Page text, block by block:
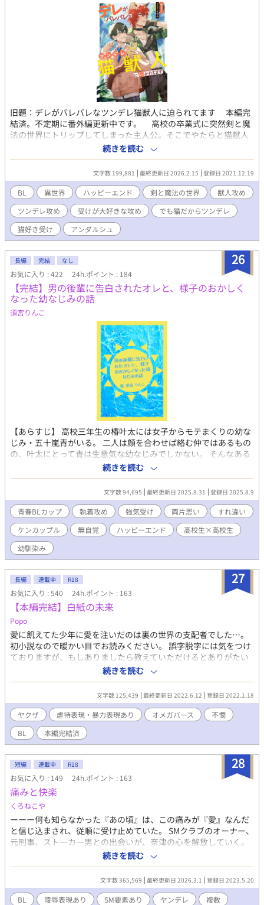
き、感謝感謝です！こんなに凄い順位をいただいて良いのでしょ
うか･:*+.\(( °ω° ))/.:+ 最近沈んでいたので、ものすごく嬉しいで
す！(*‘ω‘ *)ありがとーありがとー！
旧題：デレがバレバレなツンデレ猫獣人に迫られてます 本編完
結済。不定期に番外編更新中です。 高校の卒業式に突然剣と魔
法の世界にトリップしてしまった主人公。そこでやたらと猫獣人
の冒険者がうざ絡みしてくる。 「よおチンチクリン」「相変わら
ず弱そうだな」「お前まだ生きてたのか」「お前に冒険者は無理
だっての」と毎日毎日うんざりするほど悪口ばかり言ってくる猫
獣人。お前俺が猫好きじゃなかったらとっくの昔にキレてるから
な！ お前が猫獣人だからつい許しちゃうけど！ ある日冗談で
スマートフォンに入っていた猫語翻訳アプリを使ってみたらなに
やら様子がおかしい。 『かまって』『恋をしているの！』『愛す
る人、聞こえてる？』『私を見て』とおかしな翻訳をされるもん
だから猫獣人をどういう目で見たらいいのか分からなくなる。
ツンデレヘタレ猫獣人(冒険者としては優秀)✕異世界トリップし
てしまった猫好き主人公。 ツイッターで呟いた話をぼちぼち書
いています。 お気に入り登録や感想もらえるととても喜びま
す！匿名ご希望の方はTwitterの質問箱かマシュマロへどうぞ！
続きを読む
文字数 199,881 最終更新日 2026.2.15 登録日 2021.12.19
BL 異世界 ハッピーエンド 剣と魔法の世界
獣人攻め
ツンデレ攻め
受けが大好きな攻め
でも猫だからツンデレ
猫好き受け
アンダルシュ
26
長編 完結 なし
お気に入り : 422 24h.ポイント : 184
【完結】男の後輩に告白されたオレと、様子のおかしく
なった幼なじみの話
須宮りんこ
【あらすじ】 高校三年生の椿叶太には女子からモテまくりの幼な
じみ・五十嵐青がいる。 二人は顔を合わせば絡む仲ではあるもの
の、叶太にとって青は生意気な幼なじみでしかない。 そんなある
日、叶太は北村という一つ下の後輩・北村から告白される。 青い
わく友達目線で見ても北村はいい奴らしい。しかも青とは違い、
素直で礼儀正しい北村に叶太は好感を持つ。北村の希望もあっ
て、まずは普通の先輩後輩として付き合いをはじめることに。 け
れど叶太が北村に告白されたことを知った青の様子が、その日か
らおかしくなって――？ ※本編完結済み。後日談連載中。
続きを読む
文字数 94,695 最終更新日 2025.8.31 登録日 2025.8.9
青春BLカップ​ 執着攻め 強気受け 両片思い
すれ違い
ケンカップル
無自覚 ハッピーエンド
高校生×高校生
幼馴染み
27
長編 連載中 R18
お気に入り : 540 24h.ポイント : 163
【本編完結】白紙の未来
Popo
愛に飢えてた少年に愛を注いだのは裏の世界の支配者でした…。
初小説なので暖かい目でお読みください。 誤字脱字には気をつけ
ておりますが、もしありましたら教えていただけるとありがたい
です。 ゆっくり更新となります。 また、これは架空の世界のお話
しなので法律などはすべて現実とは似たようで違うものとしてお
読みください。 作品名は適当につけたので後ほど変えるかもしれ
ません。
続きを読む
文字数 125,439 最終更新日 2022.6.12 登録日 2022.1.18
ヤクザ 虐待表現・暴力表現あり オメガバース
不憫
BL
本編完結済
28
短編 連載中 R18
お気に入り : 149 24h.ポイント : 163
痛みと快楽
くろねこや
ーーー何も知らなかった『あの頃』は、この痛みが『愛』なんだ
と信じ込まされ、従順に受け止めていた。 SMクラブのオーナー、
元刑事、ストーカー男との出会いが、奈津の心を解放していく。
執着系ヤンデレサイコパス×過去のせいで貞操観念を失った主人
公 『愛を請うひと』にちらりと登場した探偵2人がメインのスピ
ンオフとなります。 本作のみでもお楽しみいただけると思いま
す。 【本編完結済み・番外編 不定期に配信予定】 ※『横書き』方
向に設定してお読みください。
続きを読む
文字数 365,569 最終更新日 2026.3.1 登録日 2023.5.20
BL 陵辱表現あり SM要素あり ヤンデレ
複数